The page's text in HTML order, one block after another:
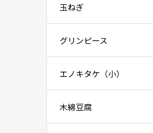
玉ねぎ
グリンピース
エノキタケ（小）
木綿豆腐